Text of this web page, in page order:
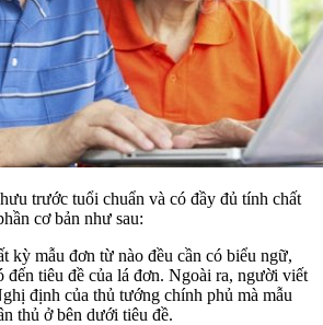
trước tuổi chuẩn và có đầy đủ tính chất
cơ bản như sau:
kỳ mẫu đơn từ nào đều cần có biểu ngữ,
đến tiêu đề của lá đơn. Ngoài ra, người viết
định của thủ tướng chính phủ mà mẫu
thủ ở bên dưới tiêu đề.